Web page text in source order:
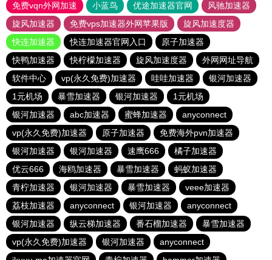
免费vqn外网加速
小蓝鸟 优途加速器官网
风驰加速器
旋风加速器
免费vps加速器外网苹果版
旋风加速度器
快连加速器
快连加速器官网入口
原子加速器
快鸭加速器
快柠檬加速器 旋风加速度器
外网网址导航
软件中心
vp(永久免费)加速器 哇哇加速器
银河加速器
1元机场
暴雪加速器 银河加速器
1元机场
银河加速器
abc加速器 蜜蜂加速器
anyconnect
vp(永久免费)加速器
原子加速器
免费海外pvn加速器
银河加速器
银河加速器 速鹰666
橘子加速器
优云666
海鸥加速器 暴雪加速器
蚂蚁加速器
青柠加速器
银河加速器 暴雪加速器
veee加速器
荔枝加速器
anyconnect 银河加速器
anyconnect
银河加速器
纵云梯加速器 番石榴加速器
暴雪加速器
vp(永久免费)加速器
银河加速器
anyconnect